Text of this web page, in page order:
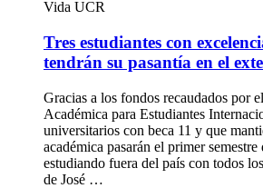
Vida UCR
Tres estudiantes con
tendrán su pasantía en el
Gracias a los fondos recaudados por
Académica para Estudiantes
universitarios con beca 11 y que
académica pasarán el primer semestre
estudiando fuera del país con todos
de José …